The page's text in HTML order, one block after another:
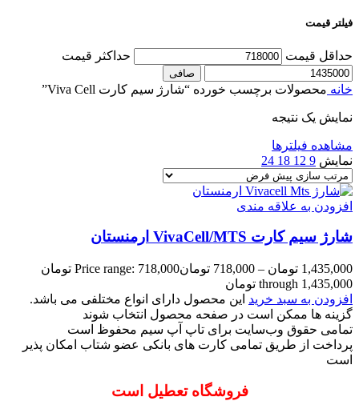
فیلتر قیمت
حداقل قیمت حداكثر قيمت
صافی
خانه محصولات برچسب خورده “شارژ سیم کارت Viva Cell”
نمایش یک نتیجه
مشاهده فیلترها
نمایش 9
12
18
24
افزودن به علاقه مندی
شارژ سیم کارت VivaCell/MTS ارمنستان
1,435,000 تومان –
718,000 تومان
Price range: 718,000 تومان
through 1,435,000 تومان
افزودن به سبد خرید این محصول دارای انواع مختلفی می باشد.
گزینه ها ممکن است در صفحه محصول انتخاب شوند
تمامی حقوق وب‌سایت برای تاپ آپ سیم محفوظ است
پرداخت از طریق تمامی کارت های بانکی عضو شتاب امکان پذیر
است
فروشگاه تعطیل است